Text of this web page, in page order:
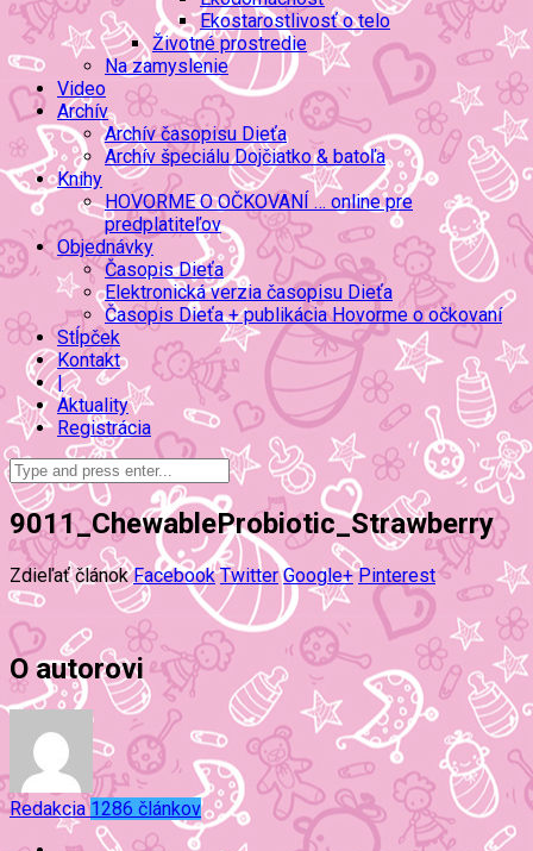
Ekostarostlivosť o telo
Životné prostredie
Na zamyslenie
Video
Archív
Archív časopisu Dieťa
Archív špeciálu Dojčiatko & batoľa
Knihy
HOVORME O OČKOVANÍ … online pre
predplatiteľov
Objednávky
Časopis Dieťa
Elektronická verzia časopisu Dieťa
Časopis Dieťa + publikácia Hovorme o očkovaní
Stĺpček
Kontakt
|
Aktuality
Registrácia
9011_ChewableProbiotic_Strawberry
Zdieľať článok Facebook Twitter Google+ Pinterest
O autorovi
Redakcia1286 článkov